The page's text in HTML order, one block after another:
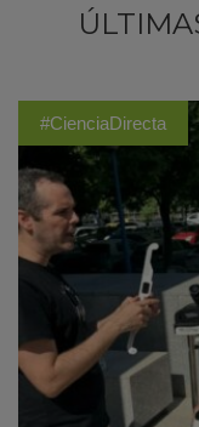
#CienciaDirecta